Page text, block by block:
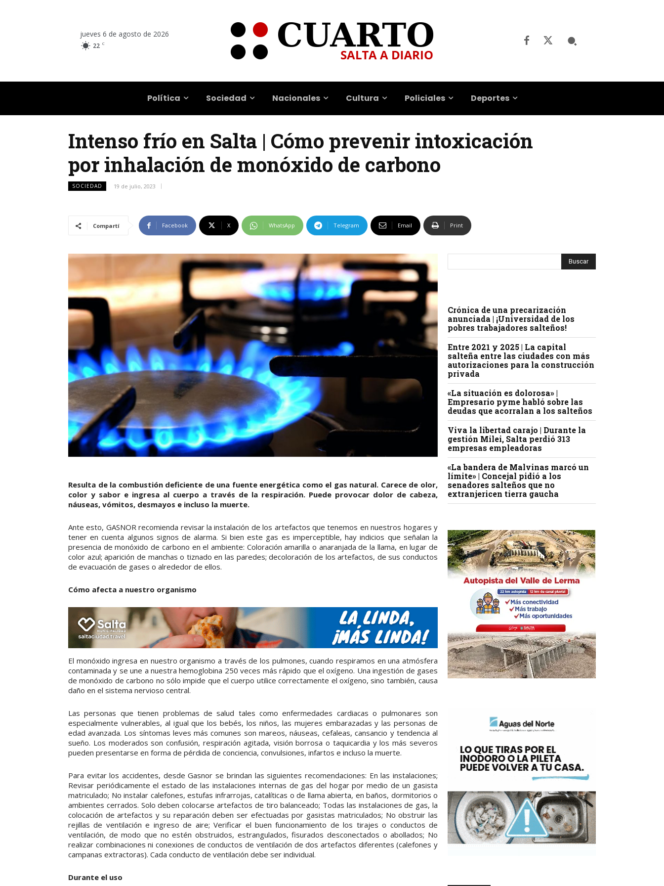
jueves 6 de agosto de 2026
22 C
Política Sociedad Nacionales Cultura Policiales Deportes
Intenso frío en Salta | Cómo prevenir intoxicación
por inhalación de monóxido de carbono
SOCIEDAD 19 de julio, 2023
Compartí Facebook X WhatsApp Telegram Email Print
Resulta de la combustión deficiente de una fuente energética como el gas natural. Carece de olor,
color y sabor e ingresa al cuerpo a través de la respiración. Puede provocar dolor de cabeza,
náuseas, vómitos, desmayos e incluso la muerte.
Ante esto, GASNOR recomienda revisar la instalación de los artefactos que tenemos en nuestros hogares y
tener en cuenta algunos signos de alarma. Si bien este gas es imperceptible, hay indicios que señalan la
presencia de monóxido de carbono en el ambiente: Coloración amarilla o anaranjada de la llama, en lugar de
color azul; aparición de manchas o tiznado en las paredes; decoloración de los artefactos, de sus conductos
de evacuación de gases o alrededor de ellos.
Cómo afecta a nuestro organismo
El monóxido ingresa en nuestro organismo a través de los pulmones, cuando respiramos en una atmósfera
contaminada y se une a nuestra hemoglobina 250 veces más rápido que el oxígeno. Una ingestión de gases
de monóxido de carbono no sólo impide que el cuerpo utilice correctamente el oxígeno, sino también, causa
daño en el sistema nervioso central.
Las personas que tienen problemas de salud tales como enfermedades cardiacas o pulmonares son
especialmente vulnerables, al igual que los bebés, los niños, las mujeres embarazadas y las personas de
edad avanzada. Los síntomas leves más comunes son mareos, náuseas, cefaleas, cansancio y tendencia al
sueño. Los moderados son confusión, respiración agitada, visión borrosa o taquicardia y los más severos
pueden presentarse en forma de pérdida de conciencia, convulsiones, infartos e incluso la muerte.
Para evitar los accidentes, desde Gasnor se brindan las siguientes recomendaciones: En las instalaciones;
Revisar periódicamente el estado de las instalaciones internas de gas del hogar por medio de un gasista
matriculado; No instalar calefones, estufas infrarrojas, catalíticas o de llama abierta, en baños, dormitorios o
ambientes cerrados. Solo deben colocarse artefactos de tiro balanceado; Todas las instalaciones de gas, la
colocación de artefactos y su reparación deben ser efectuadas por gasistas matriculados; No obstruir las
rejillas de ventilación e ingreso de aire; Verificar el buen funcionamiento de los tirajes o conductos de
ventilación, de modo que no estén obstruidos, estrangulados, fisurados desconectados o abollados; No
realizar combinaciones ni conexiones de conductos de ventilación de dos artefactos diferentes (calefones y
campanas extractoras). Cada conducto de ventilación debe ser individual.
Durante el uso
Crónica de una precarización
anunciada | ¡Universidad de los
pobres trabajadores salteños!
Entre 2021 y 2025 | La capital
salteña entre las ciudades con más
autorizaciones para la construcción
privada
«La situación es dolorosa» |
Empresario pyme habló sobre las
deudas que acorralan a los salteños
Viva la libertad carajo | Durante la
gestión Milei, Salta perdió 313
empresas empleadoras
«La bandera de Malvinas marcó un
límite» | Concejal pidió a los
senadores salteños que no
extranjericen tierra gaucha